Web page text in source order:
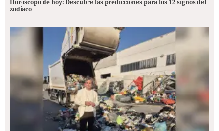
Horóscopo de hoy: Descubre las predicciones para los 12 signos del
zodiaco